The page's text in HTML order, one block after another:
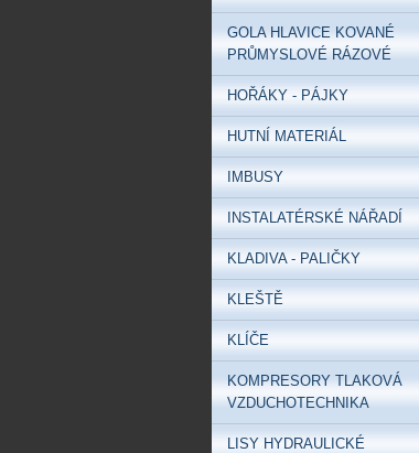
GOLA HLAVICE KOVANÉ
PRŮMYSLOVÉ RÁZOVÉ
HOŘÁKY - PÁJKY
HUTNÍ MATERIÁL
IMBUSY
INSTALATÉRSKÉ NÁŘADÍ
KLADIVA - PALIČKY
KLEŠTĚ
KLÍČE
KOMPRESORY TLAKOVÁ
VZDUCHOTECHNIKA
LISY HYDRAULICKÉ